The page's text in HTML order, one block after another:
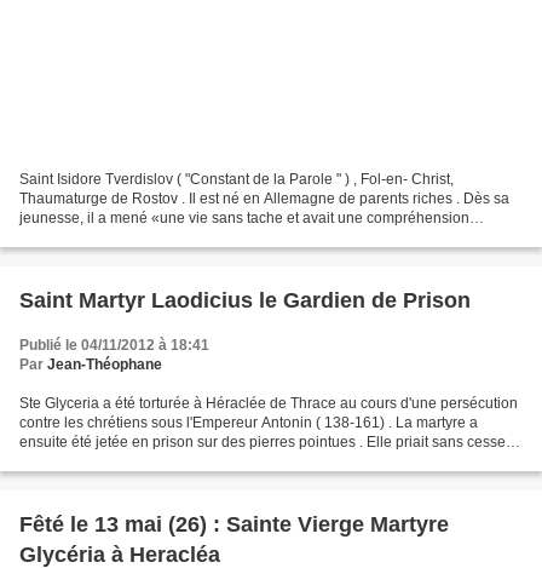
Saint Isidore Tverdislov ( "Constant de la Parole " ) , Fol-en- Christ,
Thaumaturge de Rostov . Il est né en Allemagne de parents riches . Dès sa
jeunesse, il a mené «une vie sans tache et avait une compréhension
Saint Martyr Laodicius le Gardien de Prison
Publié le 04/11/2012 à 18:41
Par Jean-Théophane
Ste Glyceria a été torturée à Héraclée de Thrace au cours d'une persécution
contre les chrétiens sous l'Empereur Antonin ( 138-161) . La martyre a
ensuite été jetée en prison sur des pierres pointues . Elle priait sans cesse ,
Fêté le 13 mai (26) : Sainte Vierge Martyre
Glycéria à Heracléa